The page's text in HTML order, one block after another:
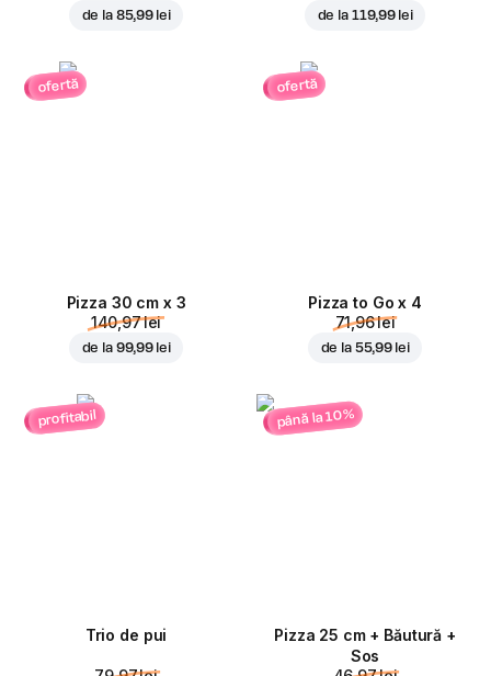
de la 85,99 lei de la 119,99 lei
ofertă
Pizza 30 cm x 3
140,97 lei
de la 99,99 lei
ofertă
Pizza to Go x 4
71,96 lei
de la 55,99 lei
profitabil
Trio de pui
până la 10%
Pizza 25 cm + Băutură +
Sos